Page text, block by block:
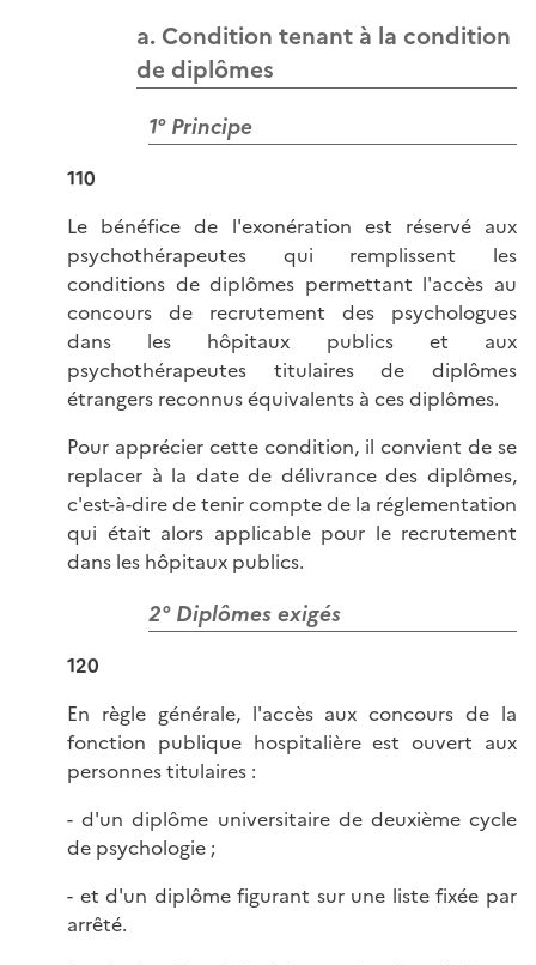
a. Condition tenant à la condition
de diplômes
1° Principe
110
Le bénéfice de l'exonération est réservé aux
psychothérapeutes qui remplissent les
conditions de diplômes permettant l'accès au
concours de recrutement des psychologues
dans les hôpitaux publics et aux
psychothérapeutes titulaires de diplômes
étrangers reconnus équivalents à ces diplômes.
Pour apprécier cette condition, il convient de se
replacer à la date de délivrance des diplômes,
c'est-à-dire de tenir compte de la réglementation
qui était alors applicable pour le recrutement
dans les hôpitaux publics.
2° Diplômes exigés
120
En règle générale, l'accès aux concours de la
fonction publique hospitalière est ouvert aux
personnes titulaires :
- d'un diplôme universitaire de deuxième cycle
de psychologie ;
- et d'un diplôme figurant sur une liste fixée par
arrêté.